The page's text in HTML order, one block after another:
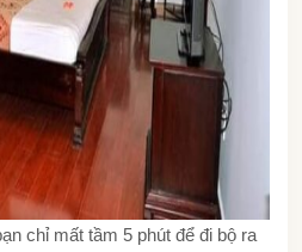
chỉ mất tầm 5 phút để đi bộ ra